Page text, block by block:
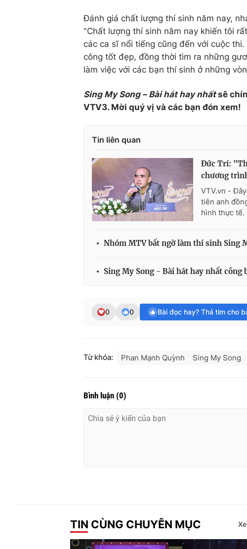
Đánh giá chất lượng thí sinh năm nay,
"Chất lượng thí sinh năm nay khiến tôi
các ca sĩ nổi tiếng cũng đến với cuộc
công tốt đẹp, đồng thời tìm ra những
làm việc với các bạn thí sinh ở những
Sing My Song – Bài hát hay nhấtsẽ
VTV3. Mời quý vị và các bạn đón xem!
Tin liên quan
Đức Trí:
chương
VTV.vn -
tiên anh
hình thực tế.
Nhóm MTV bất ngờ làm thí sinh Sing
Sing My Song - Bài hát hay nhất công
0 0 Bài đọc hay? Thả tim cho
Từ khóa: Phan Mạnh Quỳnh Sing My Song
Bình luận (0)
TIN CÙNG CHUYÊN MỤC